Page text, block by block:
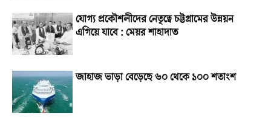
যোগ্য প্রকৌশলীদের নেতৃত্বে চট্টগ্রামের উন্নয়ন
এগিয়ে যাবে : মেয়র শাহাদাত
জাহাজ ভাড়া বেড়েছে ৬০ থেকে ১০০ শতাংশ